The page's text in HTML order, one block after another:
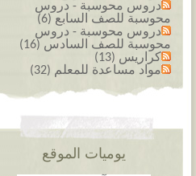
دروس محوسبة - دروس
محوسبة للصف السابع (6)
دروس محوسبة - دروس
محوسبة للصف السادس (16)
كراريس (13)
مواد مساعدة للمعلم (32)
يوميات الموقع